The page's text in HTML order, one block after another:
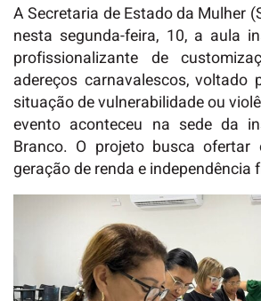
A Secretaria de Estado da Mulher
nesta segunda-feira, 10, a aula
profissionalizante de
adereços carnavalescos, voltado
situação de vulnerabilidade ou
evento aconteceu na sede da
Branco. O projeto busca ofertar
geração de renda e independência